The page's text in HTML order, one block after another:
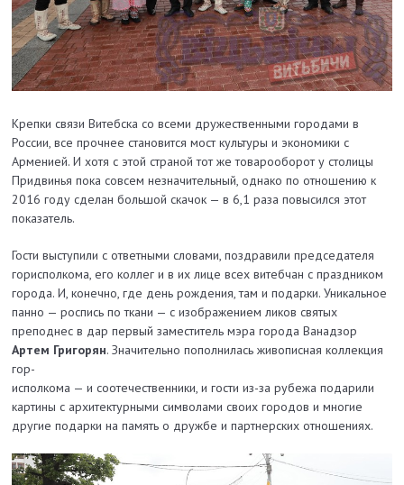
Крепки связи Витебска со всеми дружественными городами в
России, все прочнее становится мост культуры и экономики с
Арменией. И хотя с этой страной тот же товарооборот у столицы
Придвинья пока совсем незначительный, однако по отношению к
2016 году сделан большой скачок — в 6,1 раза повысился этот
показатель.
Гости выступили с ответными словами, поздравили председателя
горисполкома, его коллег и в их лице всех витебчан с праздником
города. И, конечно, где день рождения, там и подарки. Уникальное
панно — роспись по ткани — с изображением ликов святых
преподнес в дар первый заместитель мэра города Ванадзор
Артем Григорян. Значительно пополнилась живописная коллекция
гор-
исполкома — и соотечественники, и гости из-за рубежа подарили
картины с архитектурными символами своих городов и многие
другие подарки на память о дружбе и партнерских отношениях.